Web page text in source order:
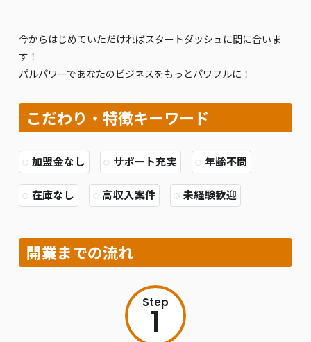
今からはじめていただければスタートダッシュに間に合いま
す！
パルパワーであなたのビジネスをもっとパワフルに！
こだわり・特徴キーワード
加盟金なし サポート充実 年齢不問
在庫なし 高収入案件 未経験歓迎
開業までの流れ
Step
1